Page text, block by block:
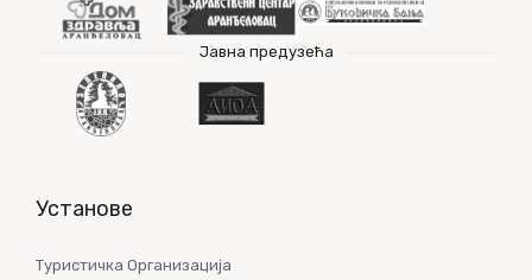
Јавна предузећа
Установе
Туристичка Организација